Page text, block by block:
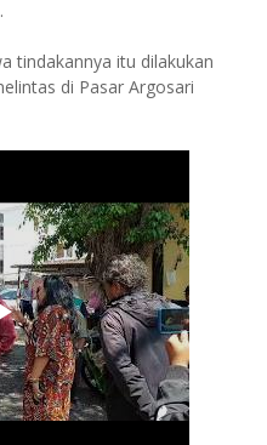
tindakannya itu dilakukan
di Pasar Argosari